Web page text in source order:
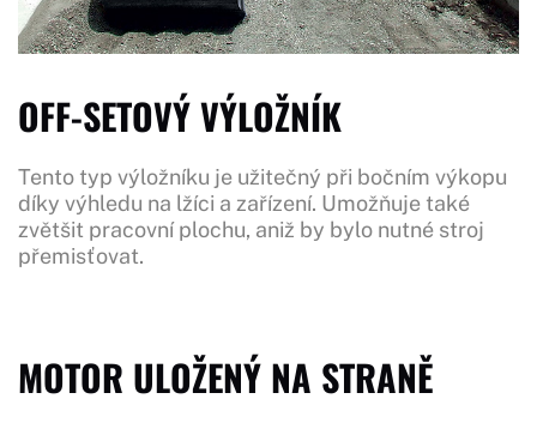
OFF-SETOVÝ VÝLOŽNÍK
Tento typ výložníku je užitečný při bočním výkopu
díky výhledu na lžíci a zařízení. Umožňuje také
zvětšit pracovní plochu, aniž by bylo nutné stroj
přemisťovat.
MOTOR ULOŽENÝ NA STRANĚ